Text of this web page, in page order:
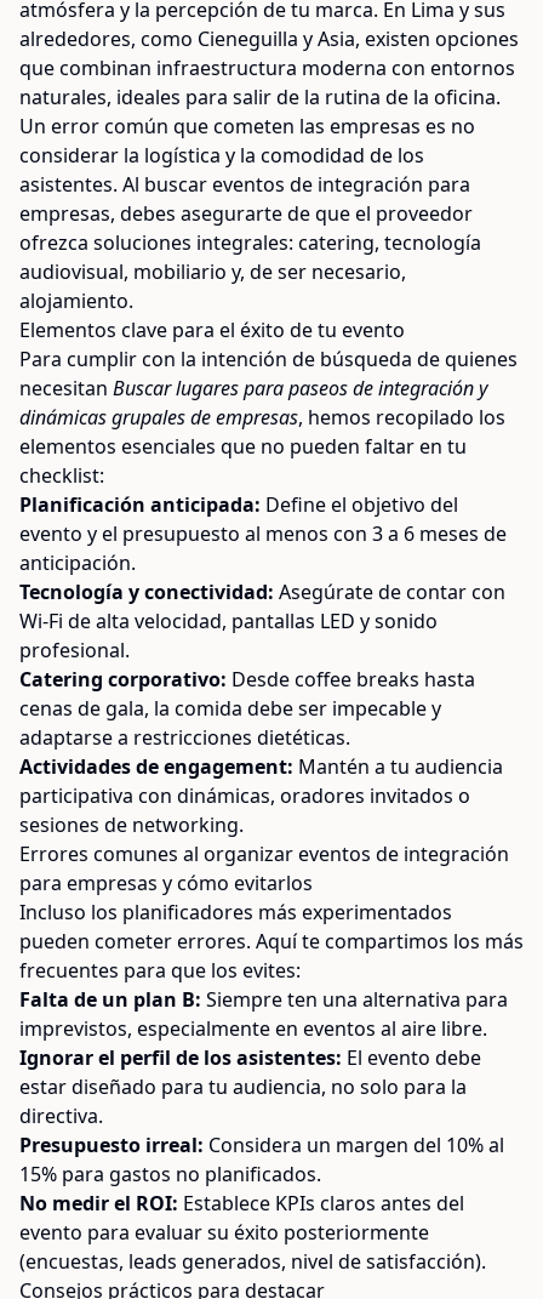
atmósfera y la percepción de tu marca. En Lima y sus
alrededores, como Cieneguilla y Asia, existen opciones
que combinan infraestructura moderna con entornos
naturales, ideales para salir de la rutina de la oficina.
Un error común que cometen las empresas es no
considerar la logística y la comodidad de los
asistentes. Al buscar eventos de integración para
empresas, debes asegurarte de que el proveedor
ofrezca soluciones integrales: catering, tecnología
audiovisual, mobiliario y, de ser necesario,
alojamiento.
Elementos clave para el éxito de tu evento
Para cumplir con la intención de búsqueda de quienes
necesitan Buscar lugares para paseos de integración y
dinámicas grupales de empresas, hemos recopilado los
elementos esenciales que no pueden faltar en tu
checklist:
Planificación anticipada: Define el objetivo del
evento y el presupuesto al menos con 3 a 6 meses de
anticipación.
Tecnología y conectividad: Asegúrate de contar con
Wi-Fi de alta velocidad, pantallas LED y sonido
profesional.
Catering corporativo: Desde coffee breaks hasta
cenas de gala, la comida debe ser impecable y
adaptarse a restricciones dietéticas.
Actividades de engagement: Mantén a tu audiencia
participativa con dinámicas, oradores invitados o
sesiones de networking.
Errores comunes al organizar eventos de integración
para empresas y cómo evitarlos
Incluso los planificadores más experimentados
pueden cometer errores. Aquí te compartimos los más
frecuentes para que los evites:
Falta de un plan B: Siempre ten una alternativa para
imprevistos, especialmente en eventos al aire libre.
Ignorar el perfil de los asistentes: El evento debe
estar diseñado para tu audiencia, no solo para la
directiva.
Presupuesto irreal: Considera un margen del 10% al
15% para gastos no planificados.
No medir el ROI: Establece KPIs claros antes del
evento para evaluar su éxito posteriormente
(encuestas, leads generados, nivel de satisfacción).
Consejos prácticos para destacar